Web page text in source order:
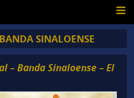
BANDA SINALOENSE
– Banda Sinaloense – El